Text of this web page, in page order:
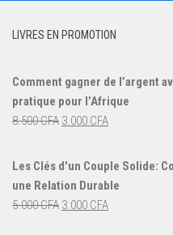
LIVRES EN PROMOTION
Comment gagner de l’argent
pratique pour l’Afrique
8.500CFA Le
initial
était :
8.500 CFA.
3.000 CFALe
actuel
est :
Les Clés d'un Couple Solide:
une Relation Durable
5.000CFA Le
3.000 CFALe